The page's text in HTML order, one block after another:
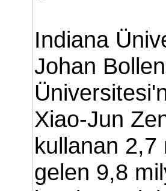
Indiana
Johan
Xiao-Jun
kullanan 2,7
gelen 9,8